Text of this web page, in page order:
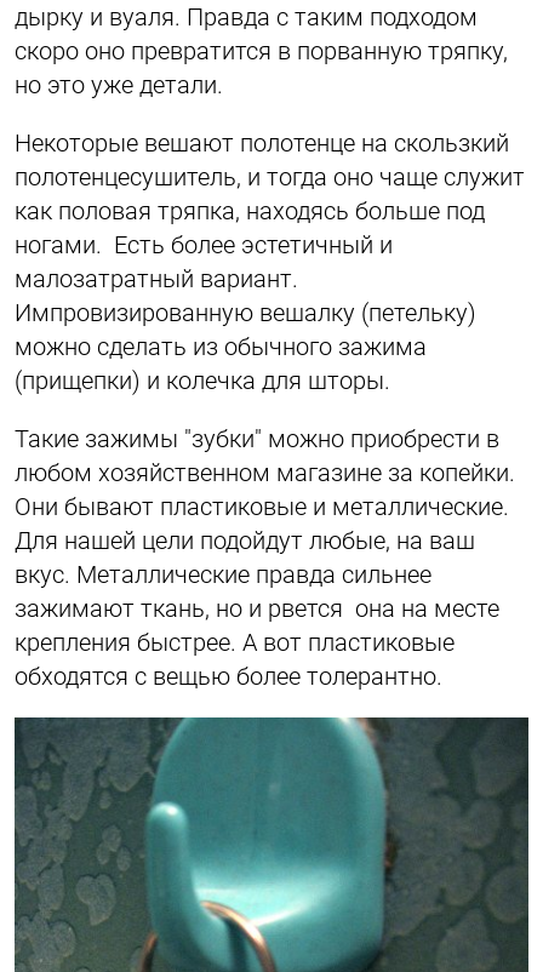
дырку и вуаля. Правда с таким подходом
скоро оно превратится в порванную тряпку,
но это уже детали.
Некоторые вешают полотенце на скользкий
полотенцесушитель, и тогда оно чаще служит
как половая тряпка, находясь больше под
ногами. Есть более эстетичный и
малозатратный вариант.
Импровизированную вешалку (петельку)
можно сделать из обычного зажима
(прищепки) и колечка для шторы.
Такие зажимы "зубки" можно приобрести в
любом хозяйственном магазине за копейки.
Они бывают пластиковые и металлические.
Для нашей цели подойдут любые, на ваш
вкус. Металлические правда сильнее
зажимают ткань, но и рвется она на месте
крепления быстрее. А вот пластиковые
обходятся с вещью более толерантно.